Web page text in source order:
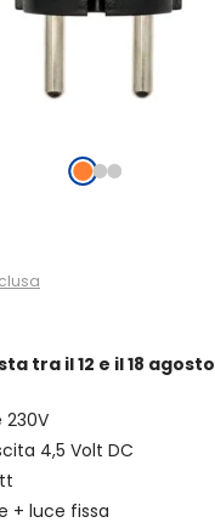
tra il 12 e il 18 agosto
4,5 Volt DC
+ luce fissa